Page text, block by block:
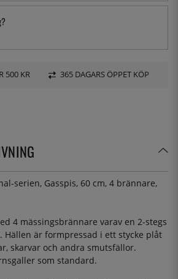
500 KR 365 DAGARS ÖPPET KÖP
serien, Gasspis, 60 cm, 4 brännare,
4 mässingsbrännare varav en 2-stegs
Hällen är formpressad i ett stycke plåt
skarvar och andra smutsfällor.
som standard.